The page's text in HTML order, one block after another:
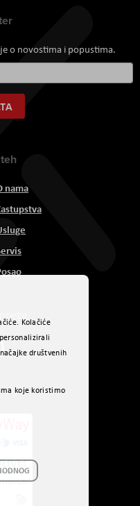
o novostima i popustima.
nama
Kolačiće
društvenih
koje koristimo